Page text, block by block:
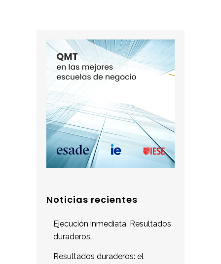
Noticias recientes
Ejecución inmediata. Resultados
duraderos.
Resultados duraderos: el